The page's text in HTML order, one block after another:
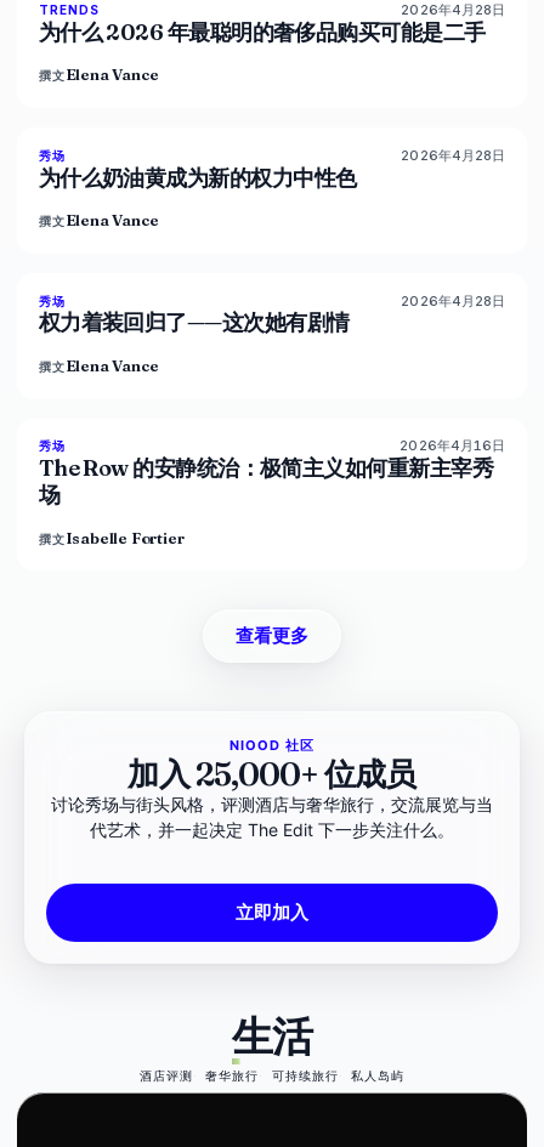
89% 77
TRENDS 2026年4月28日
为什么 2026 年最聪明的奢侈品购买可能是二手
撰文Elena Vance
86% 60
秀场 2026年4月28日
为什么奶油黄成为新的权力中性色
撰文Elena Vance
86% 62
秀场 2026年4月28日
权力着装回归了——这次她有剧情
撰文Elena Vance
93% 67
秀场 2026年4月16日
The Row 的安静统治：极简主义如何重新主宰秀
场
撰文Isabelle Fortier
查看更多
NIOOD 社区
加入 25,000+ 位成员
讨论秀场与街头风格，评测酒店与奢华旅行，交流展览与当
代艺术，并一起决定 The Edit 下一步关注什么。
立即加入
生活
酒店评测 奢华旅行 可持续旅行 私人岛屿